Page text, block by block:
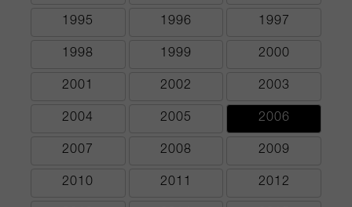
1995 1996 1997
1998 1999 2000
2001 2002 2003
2004 2005 2006
2007 2008 2009
2010 2011 2012